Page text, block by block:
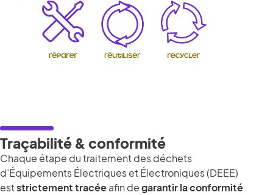
Traçabilité & conformité
Chaque étape du traitement des déchets
d’Équipements Électriques et Électroniques (DEEE)
eststrictement tracéeafin degarantir la conformité